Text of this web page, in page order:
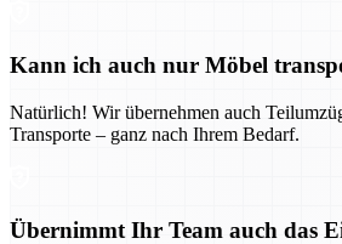
Kann ich auch nur Möbel
Natürlich! Wir übernehmen auch
Transporte – ganz nach Ihrem Bedarf.
Übernimmt Ihr Team auch das